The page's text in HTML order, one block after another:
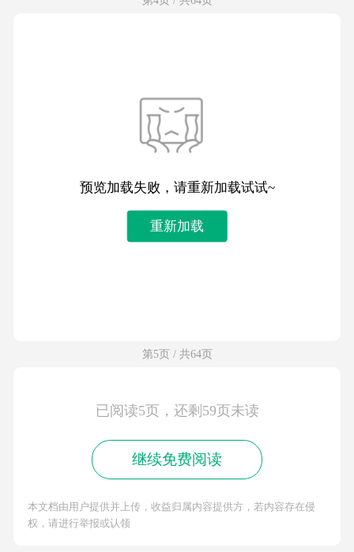
预览加载失败，请重新加载试试~
重新加载
第5页 / 共64页
已阅读5页，还剩59页未读
继续免费阅读
本文档由用户提供并上传，收益归属内容提供方，若内容存在侵
权，请进行举报或认领